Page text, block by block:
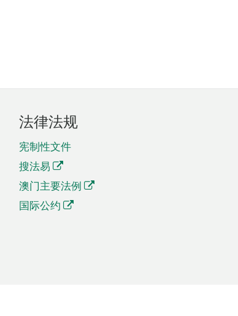
法律法规
宪制性文件
搜法易
澳门主要法例
国际公约